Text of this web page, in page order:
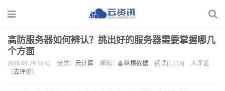
高防服务器如何辨认？挑出好的服务器需要掌握哪几
个方面
2018-01-29 15:42 分类： 云计算 编辑： 纵横数据 阅读(2,115)
人评论
（去评论）